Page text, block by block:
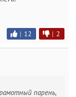
| 12 | 2
парень,